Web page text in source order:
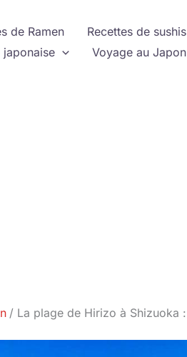
de Ramen Recettes de sushis
japonaise
Voyage au Japon
La plage de Hirizo à Shizuoka